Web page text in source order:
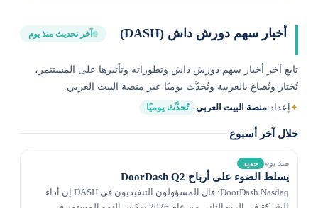
أخبار سهم دورش داش (DASH) آخر تحديث منذ يوم
تابع آخر أخبار سهم دورش داش وتطوراته وتأثيرها على المستثمر،
تُختار وتُصاغ بالعربية وتُحدَّث يوميًا عبر منصة البيت العربي.
✦إعداد: منصة البيت العربي تُحدَّث يوميًا
خلال آخر أسبوع
منذ يوم جديد
يسلط الضوء على أرباح DoorDash Q2
DoorDash Nasdaq: قال المسؤولون التنفيذيون في DASH إن أداء